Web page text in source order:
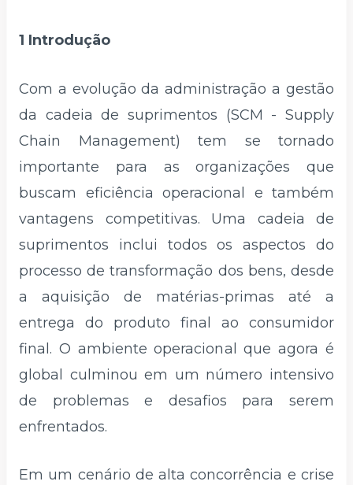
1 Introdução
Com a evolução da administração a gestão
da cadeia de suprimentos (SCM - Supply
Chain Management) tem se tornado
importante para as organizações que
buscam eficiência operacional e também
vantagens competitivas. Uma cadeia de
suprimentos inclui todos os aspectos do
processo de transformação dos bens, desde
a aquisição de matérias-primas até a
entrega do produto final ao consumidor
final. O ambiente operacional que agora é
global culminou em um número intensivo
de problemas e desafios para serem
enfrentados.
Em um cenário de alta concorrência e crise